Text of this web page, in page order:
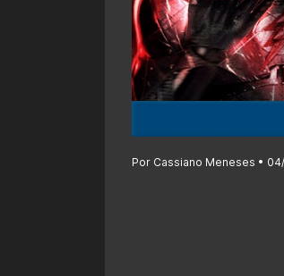
Por Cassiano Meneses •